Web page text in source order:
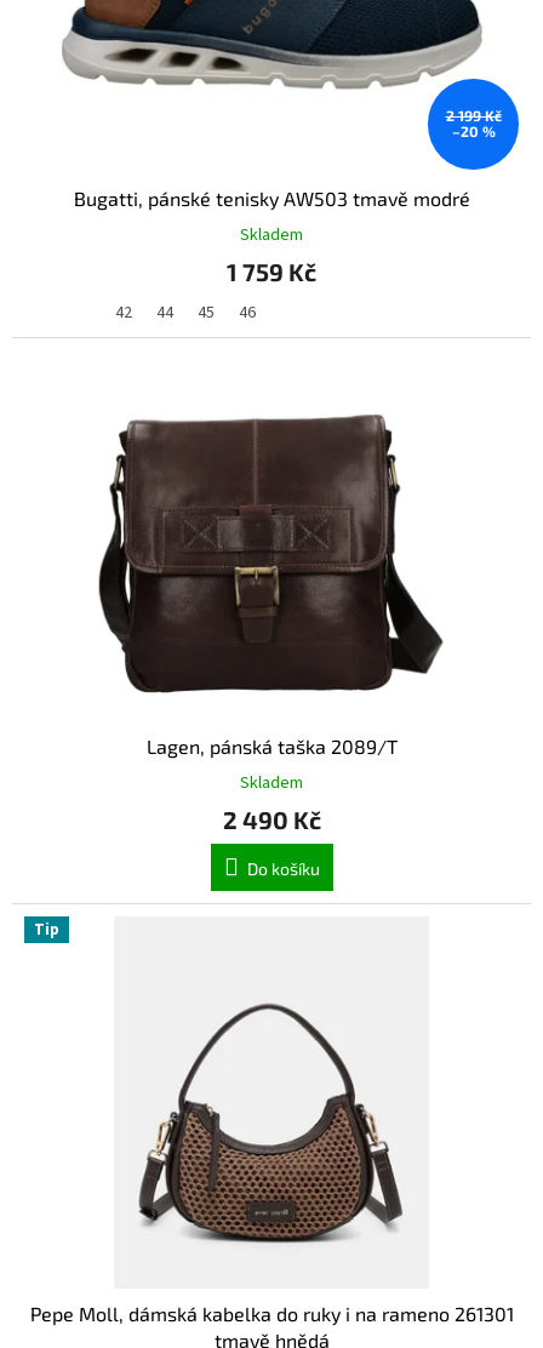
2 199 Kč
–20 %
Bugatti, pánské tenisky AW503 tmavě modré
Skladem
1 759 Kč
42 44 45 46
Lagen, pánská taška 2089/T
Skladem
2 490 Kč
Do košíku
Tip
Pepe Moll, dámská kabelka do ruky i na rameno 261301
tmavě hnědá